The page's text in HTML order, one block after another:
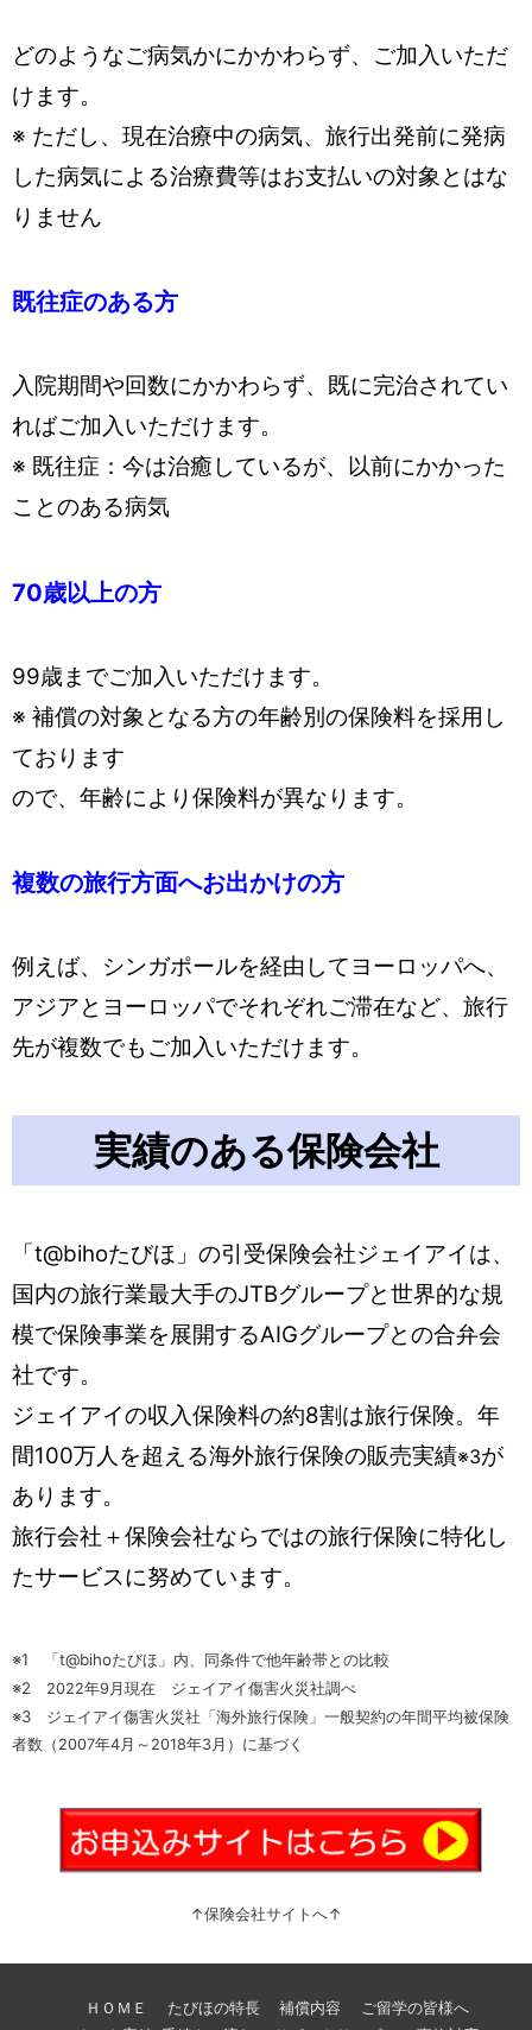
どのようなご病気かにかかわらず、ご加入いただ
けます。
※ ただし、現在治療中の病気、旅行出発前に発病
した病気による治療費等はお支払いの対象とはな
りません
既往症のある方
入院期間や回数にかかわらず、既に完治されてい
ればご加入いただけます。
※ 既往症：今は治癒しているが、以前にかかった
ことのある病気
70歳以上の方
99歳までご加入いただけます。
※ 補償の対象となる方の年齢別の保険料を採用し
ております
ので、年齢により保険料が異なります。
複数の旅行方面へお出かけの方
例えば、シンガポールを経由してヨーロッパへ、
アジアとヨーロッパでそれぞれご滞在など、旅行
先が複数でもご加入いただけます。
実績のある保険会社
「t@bihoたびほ」の引受保険会社ジェイアイは、
国内の旅行業最大手のJTBグループと世界的な規
模で保険事業を展開するAIGグループとの合弁会
社です。
ジェイアイの収入保険料の約8割は旅行保険。年
間100万人を超える海外旅行保険の販売実績※3が
あります。
旅行会社＋保険会社ならではの旅行保険に特化し
たサービスに努めています。
※1 「t@bihoたびほ」内、同条件で他年齢帯との比較
※2 2022年9月現在 ジェイアイ傷害火災社調べ
※3 ジェイアイ傷害火災社 「海外旅行保険」一般契約の年間平均被保険
者数（2007年4月～2018年3月）に基づく
↑保険会社サイトへ↑
ＨＯＭＥ たびほの特長 補償内容
ご留学の皆様へ